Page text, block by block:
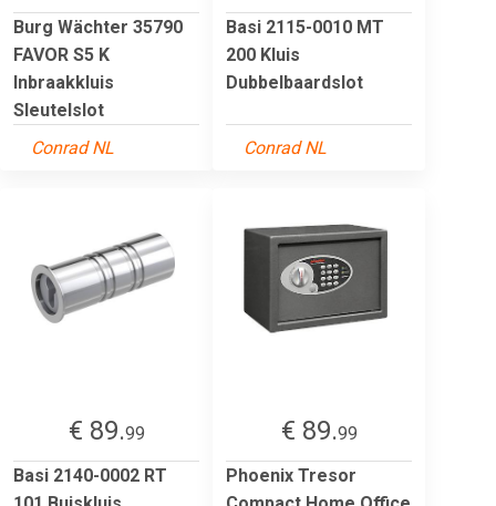
Burg Wächter 35790
FAVOR S5 K
Inbraakkluis
Sleutelslot
Conrad NL
Basi 2115-0010 MT
200 Kluis
Dubbelbaardslot
Conrad NL
€ 89.99
Basi 2140-0002 RT
€ 89.99
Phoenix Tresor